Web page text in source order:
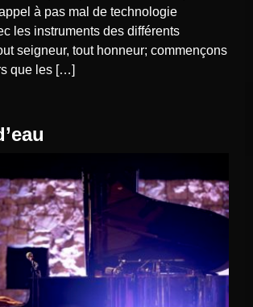
à pas mal de technologie
les instruments des différents
seigneur, tout honneur; commençons
que les […]